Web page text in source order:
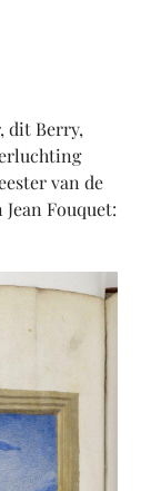
dit Berry,
van de
Jean Fouquet: